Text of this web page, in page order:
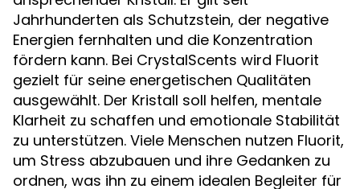
Jahrhunderten als Schutzstein, der negative
Energien fernhalten und die Konzentration
fördern kann. Bei CrystalScents wird Fluorit
gezielt für seine energetischen Qualitäten
ausgewählt. Der Kristall soll helfen, mentale
Klarheit zu schaffen und emotionale Stabilität
zu unterstützen. Viele Menschen nutzen Fluorit,
um Stress abzubauen und ihre Gedanken zu
ordnen, was ihn zu einem idealen Begleiter für